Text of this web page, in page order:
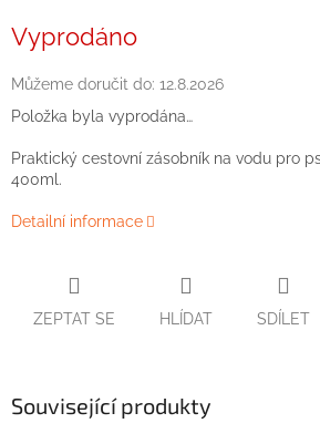
cena:
Vyprodáno
Můžeme doručit do: 12.8.2026
Položka byla vyprodána…
Praktický cestovní zásobník na vodu pro
400ml.
Detailní informace
ZEPTAT SE HLÍDAT SDÍLET
Související produkty